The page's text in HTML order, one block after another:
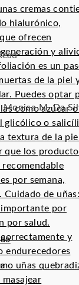
cremas
hialurónico,
ofrecen
y
es un
de la piel
Puedes optar
como azúcar o
glicólico o
textura de la
que los
por semana,
de
importante por
por salud.
y
endurecedores
uñas
Monica M. Da